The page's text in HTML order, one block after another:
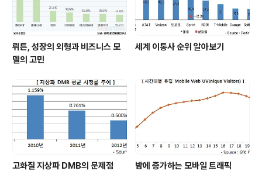
뤼튼, 성장의 외형과 비즈니스 모
델의 고민
세계 이통사 순위 알아보기
고화질 지상파 DMB의 문제점 밤에 증가하는 모바일 트래픽